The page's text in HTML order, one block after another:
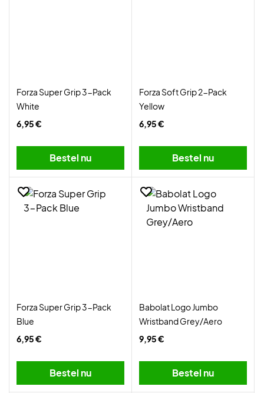
Forza Super Grip 3-Pack
White
6,95 €
Bestel nu
Forza Soft Grip 2-Pack
Yellow
6,95 €
Bestel nu
Forza Super Grip 3-Pack
Blue
6,95 €
Bestel nu
Babolat Logo Jumbo
Wristband Grey/Aero
9,95 €
Bestel nu